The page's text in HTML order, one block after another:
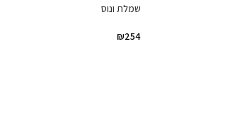
שמלת ונוס
₪254